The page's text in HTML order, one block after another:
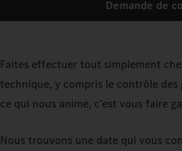
Demande de
Faites effectuer tout simplement
technique, y compris le contrôle des
ce qui nous anime, c’est vous faire
Nous trouvons une date qui vous